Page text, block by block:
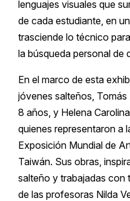
lenguajes visuales que
de cada estudiante, en
trasciende lo técnico
la búsqueda personal de
En el marco de esta
jóvenes salteños,
8 años, y Helena
quienes representaron a
Exposición Mundial de
Taiwán. Sus obras,
salteño y trabajadas con
de las profesoras Nilda